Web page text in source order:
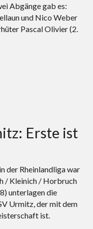
Abgänge gab es:
und Nico Weber
Pascal Olivier (2.
Erste ist
der Rheinlandliga war
/ Kleinich / Horbruch
unterlagen die
Urmitz, der mit dem
ist.